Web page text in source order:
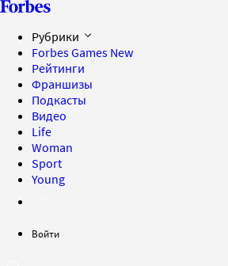
Рубрики
Forbes Games New
Рейтинги
Франшизы
Подкасты
Видео
Life
Woman
Sport
Young
Войти